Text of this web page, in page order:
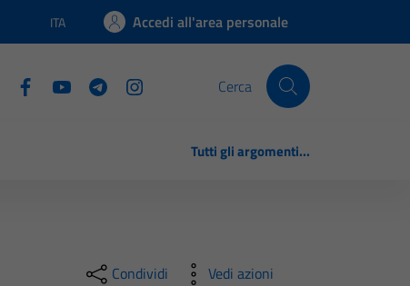
Lingua attiva:
ITA Accedi all'area personale
Cerca
Tutti gli argomenti...
Condividi Vedi azioni